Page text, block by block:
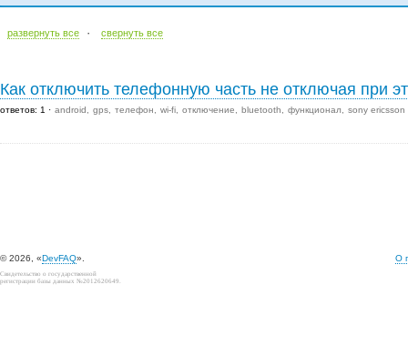
развернуть все · cвернуть все
Как отключить телефонную часть не отключая при
ответов: 1 android gps телефон wi-fi отключение bluetooth функционал sony ericsson
© 2026, «DevFAQ». О
Свидетельство о государственной
регистрации базы данных №2012620649.